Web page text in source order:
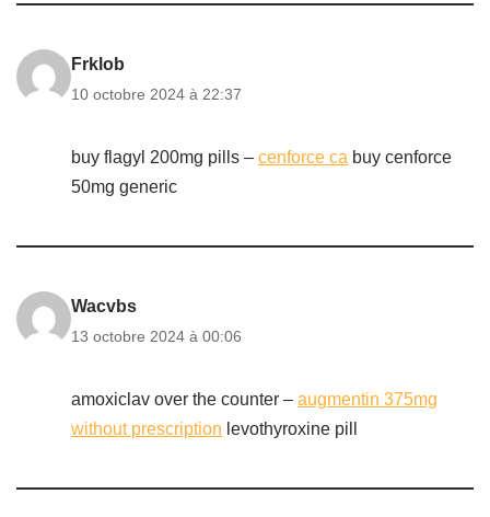
Frklob
10 octobre 2024 à 22:37
buy flagyl 200mg pills – cenforce ca buy cenforce
50mg generic
Wacvbs
13 octobre 2024 à 00:06
amoxiclav over the counter – augmentin 375mg
without prescription levothyroxine pill